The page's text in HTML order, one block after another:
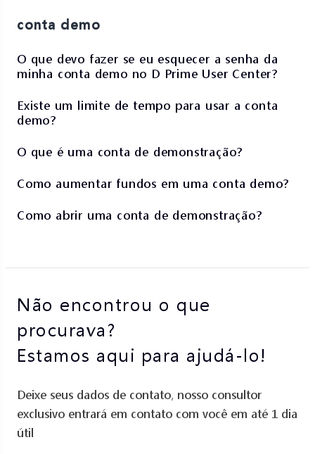
conta demo
O que devo fazer se eu esquecer a senha da
minha conta demo no D Prime User Center?
Existe um limite de tempo para usar a conta
demo?
O que é uma conta de demonstração?
Como aumentar fundos em uma conta demo?
Como abrir uma conta de demonstração?
Não encontrou o que
procurava?
Estamos aqui para ajudá-lo!
Deixe seus dados de contato, nosso consultor
exclusivo entrará em contato com você em até 1 dia
útil